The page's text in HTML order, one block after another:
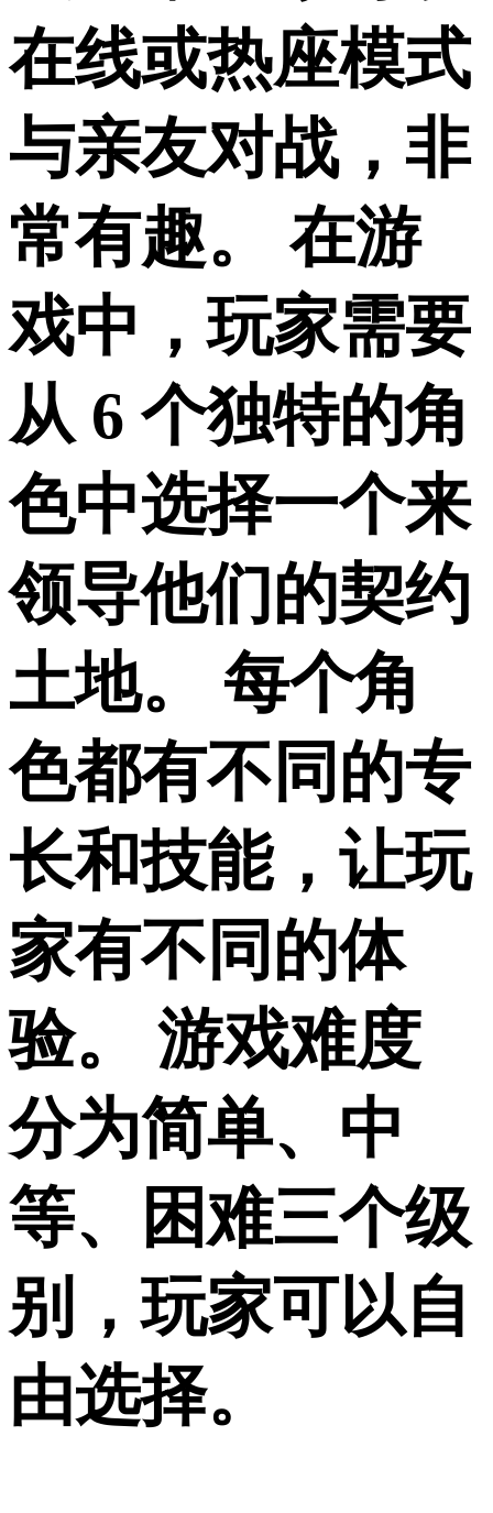
在线或热座模式
与亲友对战，非
常有趣。 在游
戏中，玩家需要
从 6 个独特的角
色中选择一个来
领导他们的契约
土地。 每个角
色都有不同的专
长和技能，让玩
家有不同的体
验。 游戏难度
分为简单、中
等、困难三个级
别，玩家可以自
由选择。